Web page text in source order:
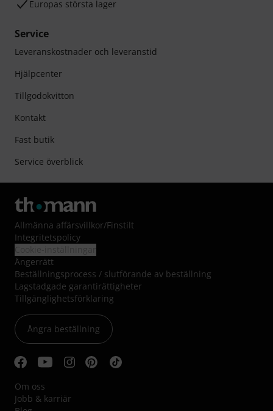
Europas största lager
Service
Leveranskostnader och leveranstid
Hjälpcenter
Tillgodokvitton
Kontakt
Fast butik
Service överblick
Allmänna affärsvillkor/Finstilt
Integritetspolicy
Ångerrätt
Beställningsprocess / slutförande av beställning
Lagstadgade garantirättigheter
Tillgänglighetsförklaring
Ångra beställning
Om oss
Jobb & karriär